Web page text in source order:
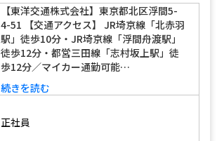
【東洋交通株式会社】東京都北区浮間5-
4-51 【交通アクセス】 JR埼京線「北赤羽
駅」徒歩10分・JR埼京線「浮間舟渡駅」
徒歩12分・都営三田線「志村坂上駅」徒
歩12分／マイカー通勤可能…
続きを読む
正社員